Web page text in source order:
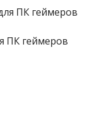
ПК геймеров